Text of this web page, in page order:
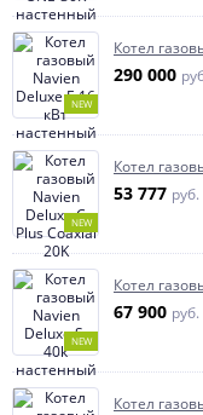
NEW
Котел
290 000
NEW
Котел
53 777 руб.
NEW
Котел
67 900 руб.
Котел